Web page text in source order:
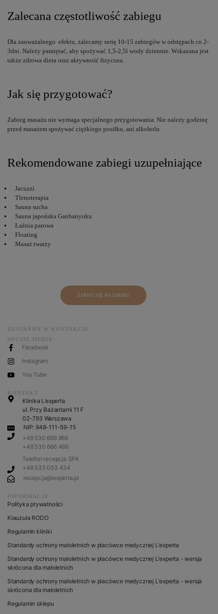
Zalecana częstotliwość zabiegu
Dla zauważalnego efektu, zalecamy serię 10-15 zabiegów w odstępach co 2-
3dni. Należy pamiętać, aby spożywać 1,5-2,5l wody dziennie. Wskazana jest
także zdrowa dieta oraz aktywność fizyczna.
Jak się przygotować?
Zabieg masażu nie wymaga specjalnego przygotowania. Nie należy godzinę
przed masażem spożywać ciężkiego posiłku, ani alkoholu.
Rekomendowane zabiegi uzupełniające
Jacuzzi
Tlenoterapia
Sauna sucha
Sauna japońska Ganbanyoku
Łaźnia parowa
Floating
Masaż twarzy
ZAPISZ SIĘ NA ZABIEG
ZOSTAŃMY W KONTAKCIE
SOCIAL MEDIA
Facebook
Instagram
You Tube
KONTAKT
Klinika L’experta
ul. Przy Bażantarni 11 F
02-793 Warszawa
NIP: 948-111-59-15
+48 530 666 966
+48 530 666 466
Telefon recepcja SPA
+48 533 053 434
recepcja@lexperta.pl
INFORMACJE
Polityka prywatności
Klauzula RODO
Regulamin kliniki
Standardy ochrony małoletnich w placówce medycznej L'experta
Standardy ochrony małoletnich w placówce medycznej L'experta - wersja
skrócona dla małoletnich
Standardy ochrony małoletnich w placówce medycznej L'experta - wersja
skrócona dla małoletnich
Regulamin sklepu